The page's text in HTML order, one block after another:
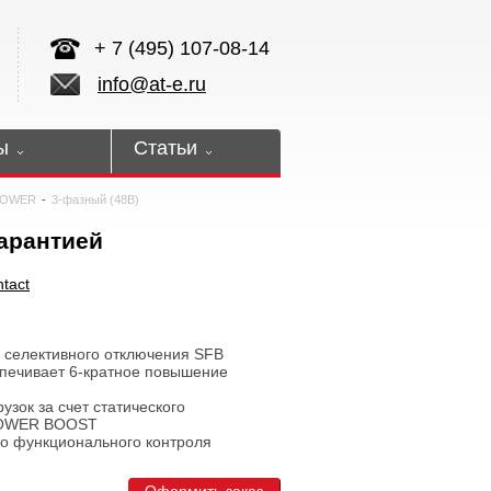
+ 7 (495) 107-08-14
info@at-e.ru
Статьи
- 3-фазный (48В)
отключения SFB
6-кратное повышение
за счет статического
BOOST
функционального контроля